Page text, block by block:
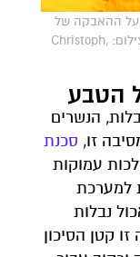
על ההאבקה של
כ-87 אחוז מהצמחים בעלי הפרחים בעולם. צילום: Christoph,
הטבע
הנשרים
זו, סכנת
עמוקות
למערכת
נבלות
קטן הסיכון